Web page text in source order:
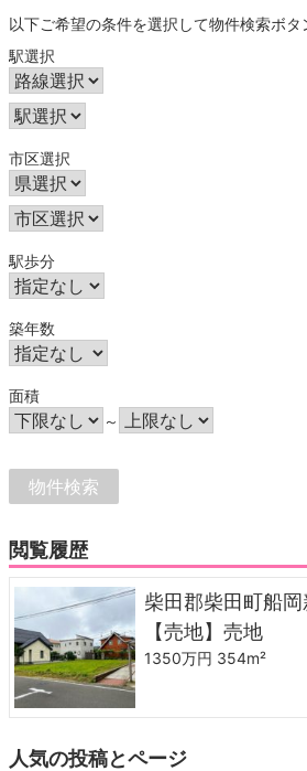
以下ご希望の条件を選択して物件検索ボ
駅選択
市区選択
駅歩分
築年数
面積
～
閲覧履歴
柴田郡柴田町船
【売地】売地
1350万円 354m²
人気の投稿とページ